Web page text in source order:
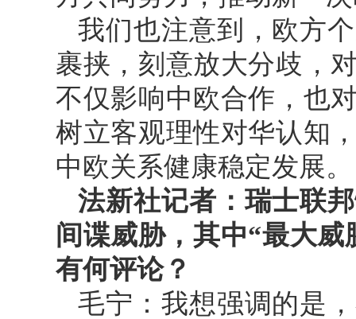
我们也注意到，欧方
裹挟，刻意放大分歧，
不仅影响中欧合作，也
树立客观理性对华认知
中欧关系健康稳定发展。
法新社记者：瑞士联
间谍威胁，其中“最大
有何评论？
毛宁：我想强调的是